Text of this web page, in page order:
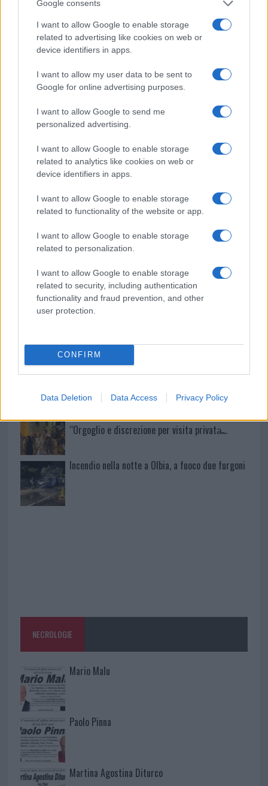
Google consents
I want to allow Google to enable storage
related to advertising like cookies on web or
device identifiers in apps.
I want to allow my user data to be sent to
Google for online advertising purposes.
I want to allow Google to send me
personalized advertising.
I want to allow Google to enable storage
related to analytics like cookies on web or
device identifiers in apps.
I want to allow Google to enable storage
related to functionality of the website or app.
I want to allow Google to enable storage
related to personalization.
I want to allow Google to enable storage
related to security, including authentication
functionality and fraud prevention, and other
user protection.
CONFIRM
Data Deletion Data Access Privacy Policy
F
a
ce
b
o
o
k
T
w
it
te
r
Pi
n
te
re
st
W
h
at
s
A
p
p
S
h
re
Prossimo articolo
NOTIZIE RECENTI
Incidente sulla strada provinciale ad Arzachena,
un ferito
Sangue, musica e solidarietà con Avis Olbia al
Salmo finisce in ospedale a Catania, ma il tour
Jovanotti, Gabry Ponte e Alfa: Olbia ombelico del
mondo per una notte
“Orgoglio e discrezione per visita privata̶…
Incendio nella notte a Olbia, a fuoco due furgoni
NECROLOGIE
Mario Malu
Paolo Pinna
Martina Agostina Diturco